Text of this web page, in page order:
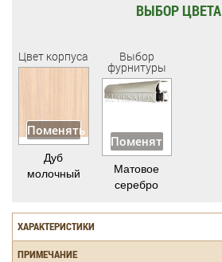
ВЫБОР ЦВЕТА
Цвет корпуса
Поменять
Дуб
молочный
Выбор
фурнитуры
Поменять
Матовое
серебро
ХАРАКТЕРИСТИКИ
ПРИМЕЧАНИЕ